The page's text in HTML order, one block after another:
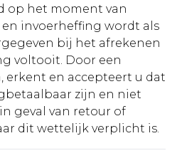
op het moment van
invoerheffing wordt als
bij het afrekenen
voltooit. Door een
erkent en accepteert u dat
zijn en niet
geval van retour of
dit wettelijk verplicht is.